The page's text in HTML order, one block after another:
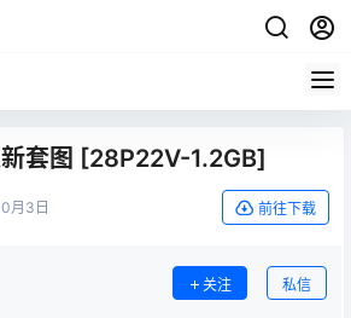
套图 [28P22V-1.2GB]
月3日 前往下载
关注 私信